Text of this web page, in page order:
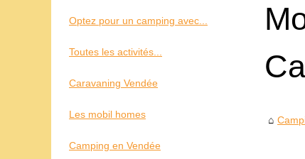
Optez pour un camping avec...
Toutes les activités...
Caravaning Vendée
Les mobil homes
Camping en Vendée